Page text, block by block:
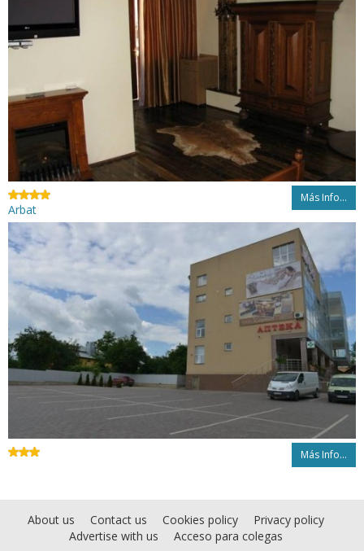
Más Info...
Arbat
Más Info...
About us Contact us Cookies policy
Privacy policy
Advertise with us
Acceso para colegas